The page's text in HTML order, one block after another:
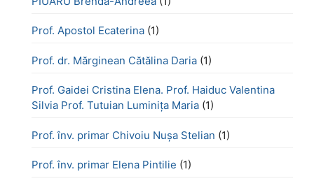
Prof. Apostol Ecaterina (1)
Prof. dr. Mărginean Cătălina Daria (1)
Prof. Gaidei Cristina Elena. Prof. Haiduc Valentina
Silvia Prof. Tutuian Luminița Maria (1)
Prof. înv. primar Chivoiu Nușa Stelian (1)
Prof. înv. primar Elena Pintilie (1)